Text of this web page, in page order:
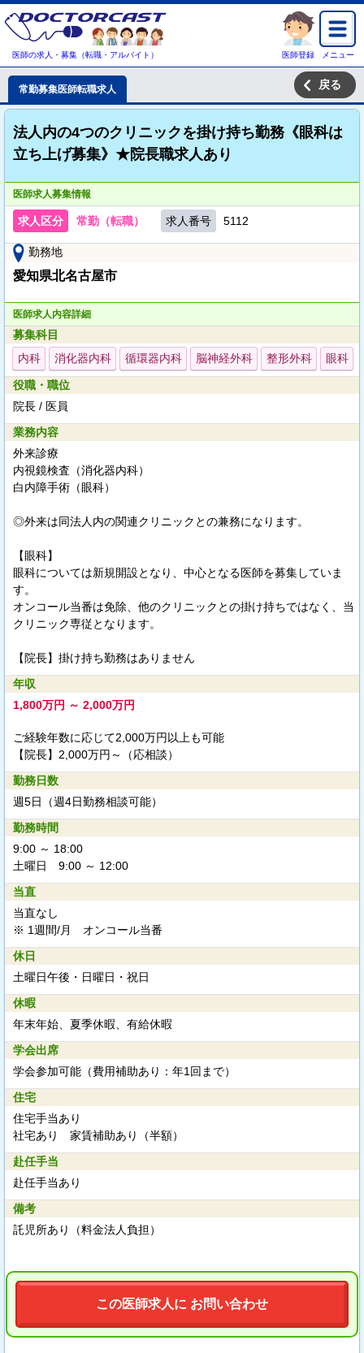
医師の求人・募集（転職・アルバイト） 医師登録 メニュー
常勤募集医師転職求人 戻る
法人内の4つのクリニックを掛け持ち勤務《眼科は
立ち上げ募集》★院長職求人あり
医師求人募集情報
求人区分 常勤（転職） 求人番号 5112
勤務地
愛知県北名古屋市
医師求人内容詳細
募集科目
内科
消化器内科 循環器内科 脳神経外科 整形外科 眼科
役職・職位
院長 / 医員
業務内容
外来診療
内視鏡検査（消化器内科）
白内障手術（眼科）
◎外来は同法人内の関連クリニックとの兼務になります。
【眼科】
眼科については新規開設となり、中心となる医師を募集していま
す。
オンコール当番は免除、他のクリニックとの掛け持ちではなく、当
クリニック専従となります。
【院長】掛け持ち勤務はありません
年収
1,800万円 ～ 2,000万円
ご経験年数に応じて2,000万円以上も可能
【院長】2,000万円～（応相談）
勤務日数
週5日（週4日勤務相談可能）
勤務時間
9:00 ～ 18:00
土曜日 9:00 ～ 12:00
当直
当直なし
※ 1週間/月 オンコール当番
休日
土曜日午後・日曜日・祝日
休暇
年末年始、夏季休暇、有給休暇
学会出席
学会参加可能（費用補助あり：年1回まで）
住宅
住宅手当あり
社宅あり 家賃補助あり（半額）
赴任手当
赴任手当あり
備考
託児所あり（料金法人負担）
この医師求人に お問い合わせ